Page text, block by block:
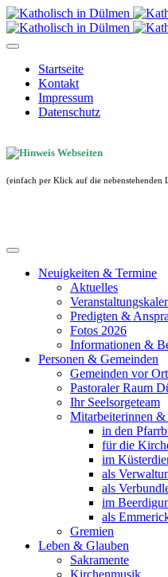
Startseite
Kontakt
Impressum
Datenschutz
(einfach per Klick auf die nebenstehenden
Neuigkeiten & Termine
Aktuelles
Predigten &
Fotos 2026
Informationen &
Personen & Gemeinden
Gemeinden vor Ort
Pastoraler Raum
Ihr Seelsorgeteam
Mitarbeiterinnen
in den
für die
im
als
als
im
als
Gremien
Leben & Glauben
Sakramente
Kirchenmusik